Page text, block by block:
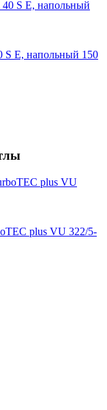
S E, напольный 150
plus VU 322/5-